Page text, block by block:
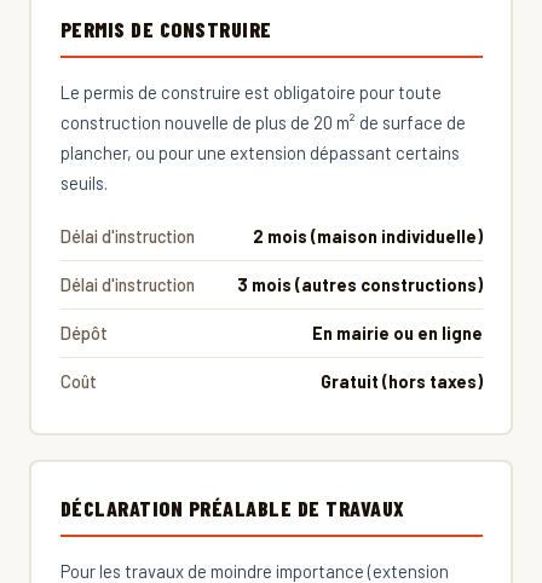
PERMIS DE CONSTRUIRE
Le permis de construire est obligatoire pour toute
construction nouvelle de plus de 20 m² de surface de
plancher, ou pour une extension dépassant certains
seuils.
Délai d'instruction 2 mois (maison individuelle)
Délai d'instruction 3 mois (autres constructions)
Dépôt En mairie ou en ligne
Coût Gratuit (hors taxes)
DÉCLARATION PRÉALABLE DE TRAVAUX
Pour les travaux de moindre importance (extension